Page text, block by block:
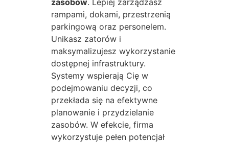
zasobów. Lepiej zarządzasz
rampami, dokami, przestrzenią
parkingową oraz personelem.
Unikasz zatorów i
maksymalizujesz wykorzystanie
dostępnej infrastruktury.
Systemy wspierają Cię w
podejmowaniu decyzji, co
przekłada się na efektywne
planowanie i przydzielanie
zasobów. W efekcie, firma
wykorzystuje pełen potencjał